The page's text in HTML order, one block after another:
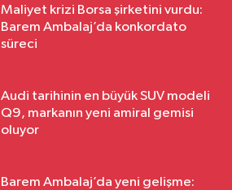
Maliyet krizi Borsa şirketini vurdu:
Barem Ambalaj’da konkordato
süreci
Audi tarihinin en büyük SUV modeli
Q9, markanın yeni amiral gemisi
oluyor
Barem Ambalaj’da yeni gelişme: